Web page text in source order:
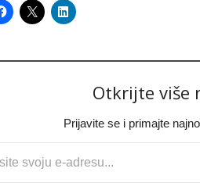
Otkrijte više
Prijavite se i primajte